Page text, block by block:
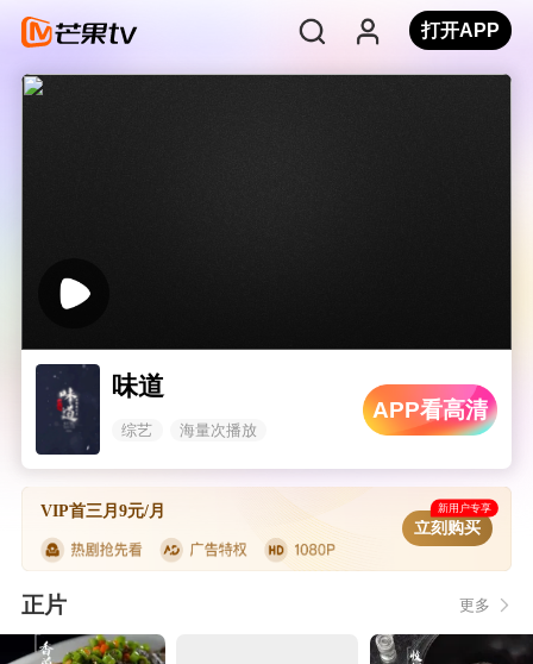
打开APP
味道
综艺 海量次播放
APP看高清
VIP首三月9元/月 新用户专享
立刻购买
正片 更多